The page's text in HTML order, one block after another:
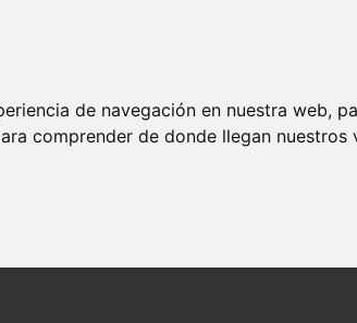
de navegación en nuestra web,
comprender de donde llegan nuestros